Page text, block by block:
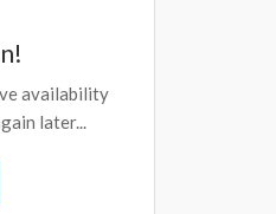
availability
later...